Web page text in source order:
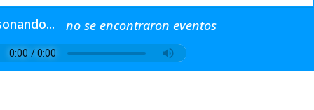
no se encontraron eventos